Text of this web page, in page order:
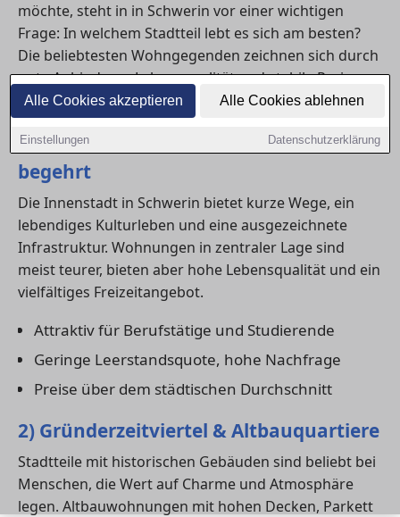
Alle Cookies akzeptieren Alle Cookies ablehnen
Einstellungen Datenschutzerklärung
möchte, steht in in Schwerin vor einer wichtigen
Frage: In welchem Stadtteil lebt es sich am besten?
Die beliebtesten Wohngegenden zeichnen sich durch
gute Anbindung, Lebensqualität und stabile Preise
aus – hier findest du eine Übersicht.
1) Innenstadt – urban, zentral und
begehrt
Die Innenstadt in Schwerin bietet kurze Wege, ein
lebendiges Kulturleben und eine ausgezeichnete
Infrastruktur. Wohnungen in zentraler Lage sind
meist teurer, bieten aber hohe Lebensqualität und ein
vielfältiges Freizeitangebot.
Attraktiv für Berufstätige und Studierende
Geringe Leerstandsquote, hohe Nachfrage
Preise über dem städtischen Durchschnitt
2) Gründerzeitviertel & Altbauquartiere
Stadtteile mit historischen Gebäuden sind beliebt bei
Menschen, die Wert auf Charme und Atmosphäre
legen. Altbauwohnungen mit hohen Decken, Parkett